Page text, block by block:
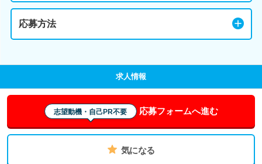
応募方法
求人情報
志望動機・自己PR不要 応募フォームへ進む
気になる